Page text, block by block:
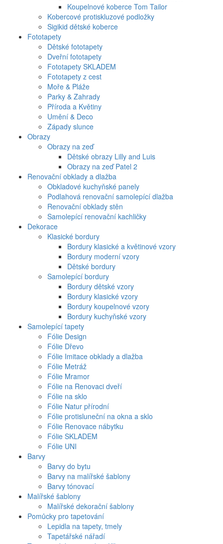
Koupelnové koberce Tom Tailor
Kobercové protiskluzové podložky
Sigikid dětské koberce
Fototapety
Dětské fototapety
Dveřní fototapety
Fototapety SKLADEM
Fototapety z cest
Moře & Pláže
Parky & Zahrady
Příroda a Květiny
Umění & Deco
Západy slunce
Obrazy
Obrazy na zeď
Dětské obrazy Lilly and Luis
Obrazy na zeď Patel 2
Renovační obklady a dlažba
Obkladové kuchyňské panely
Podlahová renovační samolepící dlažba
Renovační obklady stěn
Samolepící renovační kachličky
Dekorace
Klasické bordury
Bordury klasické a květinové vzory
Bordury moderní vzory
Dětské bordury
Samolepící bordury
Bordury dětské vzory
Bordury klasické vzory
Bordury koupelnové vzory
Bordury kuchyňské vzory
Samolepící tapety
Fólie Design
Fólie Dřevo
Fólie Imitace obklady a dlažba
Fólie Metráž
Fólie Mramor
Fólie na Renovaci dveří
Fólie na sklo
Fólie Natur přírodní
Fólie protisluneční na okna a sklo
Fólie Renovace nábytku
Fólie SKLADEM
Fólie UNI
Barvy
Barvy do bytu
Barvy na malířské šablony
Barvy tónovací
Malířské šablony
Malířské dekorační šablony
Pomůcky pro tapetování
Lepidla na tapety, tmely
Tapetářské nářadí